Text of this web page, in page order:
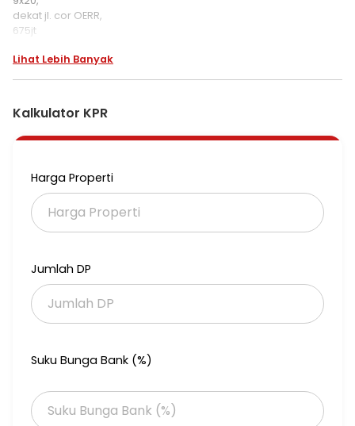
dekat jl. cor OERR,
675jt
dekat IKIP, UPN,
Harga 675 jt
Lihat Lebih Banyak
Kalkulator KPR
Harga Properti
Jumlah DP
Suku Bunga Bank (%)